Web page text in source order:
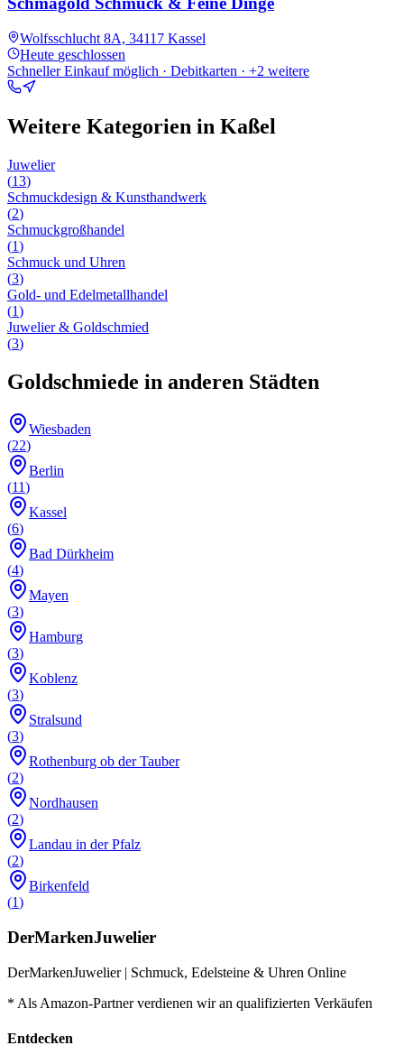
Wolfsschlucht 8A, 34117 Kassel
Heute geschlossen
Schneller Einkauf möglich · Debitkarten · +2 weitere
Weitere Kategorien in Kaßel
Juwelier
(13)
Schmuckdesign & Kunsthandwerk
(2)
Schmuckgroßhandel
(1)
Schmuck und Uhren
(3)
Gold- und Edelmetallhandel
(1)
Juwelier & Goldschmied
(3)
Goldschmiede in anderen Städten
Wiesbaden
(22)
Berlin
(11)
Kassel
(6)
Bad Dürkheim
(4)
Mayen
(3)
Hamburg
(3)
Koblenz
(3)
Stralsund
(3)
Rothenburg ob der Tauber
(2)
Nordhausen
(2)
Landau in der Pfalz
(2)
Birkenfeld
(1)
DerMarkenJuwelier
DerMarkenJuwelier | Schmuck, Edelsteine & Uhren Online
* Als Amazon-Partner verdienen wir an qualifizierten Verkäufen
Entdecken